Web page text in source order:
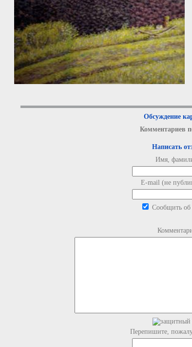
Обсуждение
Комментариев
Написать
Имя,
E-mail (не
Сообщить об
Перепишите,